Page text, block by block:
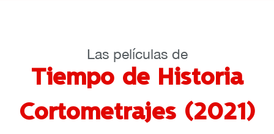
Las películas de
Tiempo de Historia
Cortometrajes (2021)